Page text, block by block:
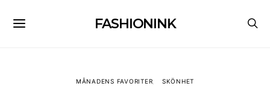
FASHIONINK
MÅNADENS FAVORITER SKÖNHET